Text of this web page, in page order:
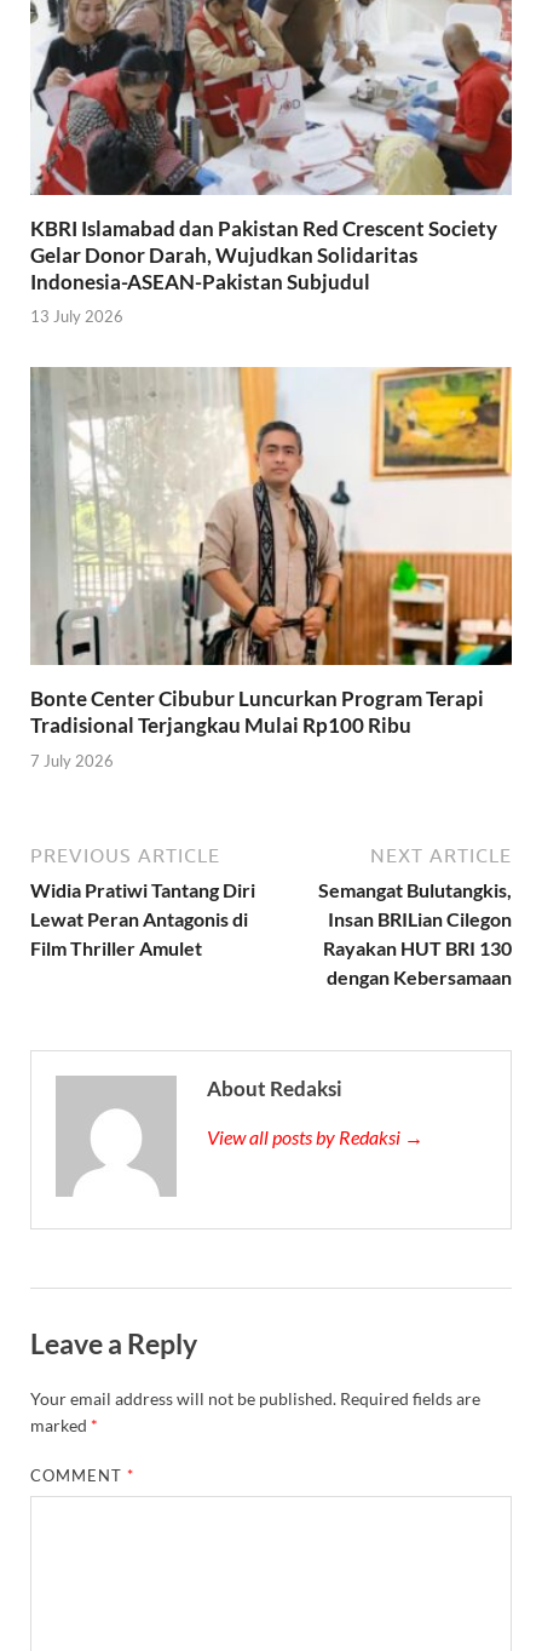
KBRI Islamabad dan Pakistan Red Crescent Society
Gelar Donor Darah, Wujudkan Solidaritas
Indonesia-ASEAN-Pakistan Subjudul
13 July 2026
Bonte Center Cibubur Luncurkan Program Terapi
Tradisional Terjangkau Mulai Rp100 Ribu
7 July 2026
PREVIOUS ARTICLE
Widia Pratiwi Tantang Diri
Lewat Peran Antagonis di
Film Thriller Amulet
NEXT ARTICLE
Semangat Bulutangkis,
Insan BRILian Cilegon
Rayakan HUT BRI 130
dengan Kebersamaan
About Redaksi
View all posts by Redaksi →
Leave a Reply
Your email address will not be published. Required fields are
marked *
COMMENT*